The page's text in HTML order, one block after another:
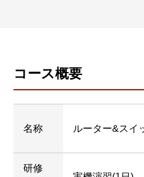
コース概要
名称 ルーター&スイ
研修